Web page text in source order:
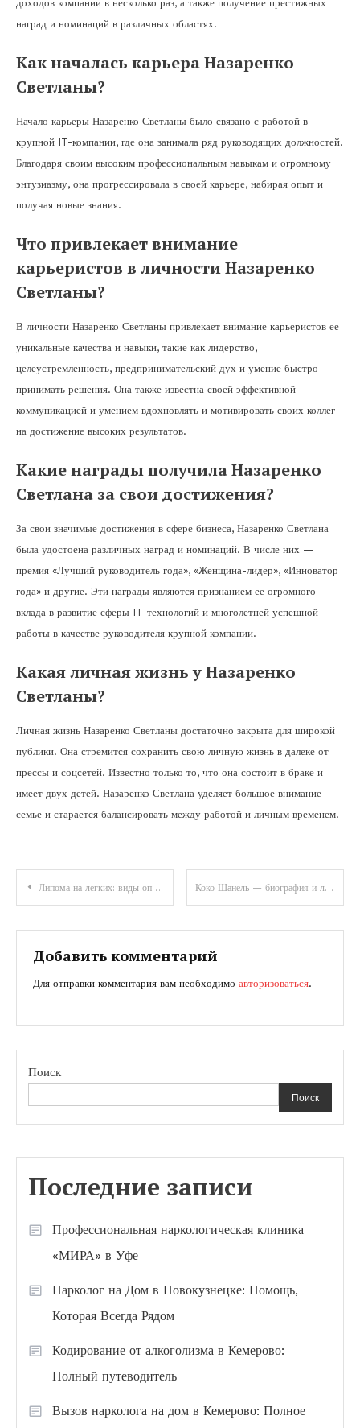
доходов компании в несколько раз, а также получение престижных
наград и номинаций в различных областях.
Как началась карьера Назаренко
Светланы?
Начало карьеры Назаренко Светланы было связано с работой в
крупной IT-компании, где она занимала ряд руководящих должностей.
Благодаря своим высоким профессиональным навыкам и огромному
энтузиазму, она прогрессировала в своей карьере, набирая опыт и
получая новые знания.
Что привлекает внимание
карьеристов в личности Назаренко
Светланы?
В личности Назаренко Светланы привлекает внимание карьеристов ее
уникальные качества и навыки, такие как лидерство,
целеустремленность, предпринимательский дух и умение быстро
принимать решения. Она также известна своей эффективной
коммуникацией и умением вдохновлять и мотивировать своих коллег
на достижение высоких результатов.
Какие награды получила Назаренко
Светлана за свои достижения?
За свои значимые достижения в сфере бизнеса, Назаренко Светлана
была удостоена различных наград и номинаций. В числе них —
премия «Лучший руководитель года», «Женщина-лидер», «Инноватор
года» и другие. Эти награды являются признанием ее огромного
вклада в развитие сферы IT-технологий и многолетней успешной
работы в качестве руководителя крупной компании.
Какая личная жизнь у Назаренко
Светланы?
Личная жизнь Назаренко Светланы достаточно закрыта для широкой
публики. Она стремится сохранить свою личную жизнь в далеке от
прессы и соцсетей. Известно только то, что она состоит в браке и
имеет двух детей. Назаренко Светлана уделяет большое внимание
семье и старается балансировать между работой и личным временем.
Навигация
по
записям
Липома на легких: виды опухоли и методы лечения Коко Шанель — биография и личная жизнь модной иконты, создательницы легендарного бренда Chanel, революционерки моды и стиля, исторической личности, воплотившей свободу и элегантность в одежде
Добавить комментарий
Для отправки комментария вам необходимо авторизоваться.
Поиск
Поиск
Последние записи
Профессиональная наркологическая клиника
«МИРА» в Уфе
Нарколог на Дом в Новокузнецке: Помощь,
Которая Всегда Рядом
Кодирование от алкоголизма в Кемерово:
Полный путеводитель
Вызов нарколога на дом в Кемерово: Полное